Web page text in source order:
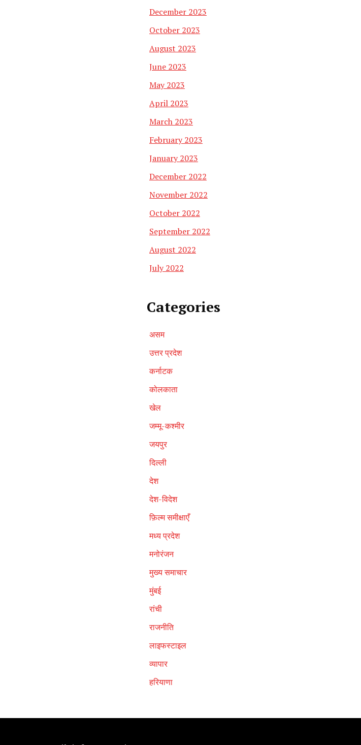
December 2023
October 2023
August 2023
June 2023
May 2023
April 2023
March 2023
February 2023
January 2023
December 2022
November 2022
October 2022
September 2022
August 2022
July 2022
Categories
असम
उत्तर प्रदेश
कर्नाटक
कोलकाता
खेल
जम्मू-कश्मीर
जयपुर
दिल्ली
देश
देश-विदेश
फ़िल्म समीक्षाएँ
मध्य प्रदेश
मनोरंजन
मुख्य समाचार
मुंबई
रांची
राजनीति
लाइफस्टाइल
व्यापार
हरियाणा